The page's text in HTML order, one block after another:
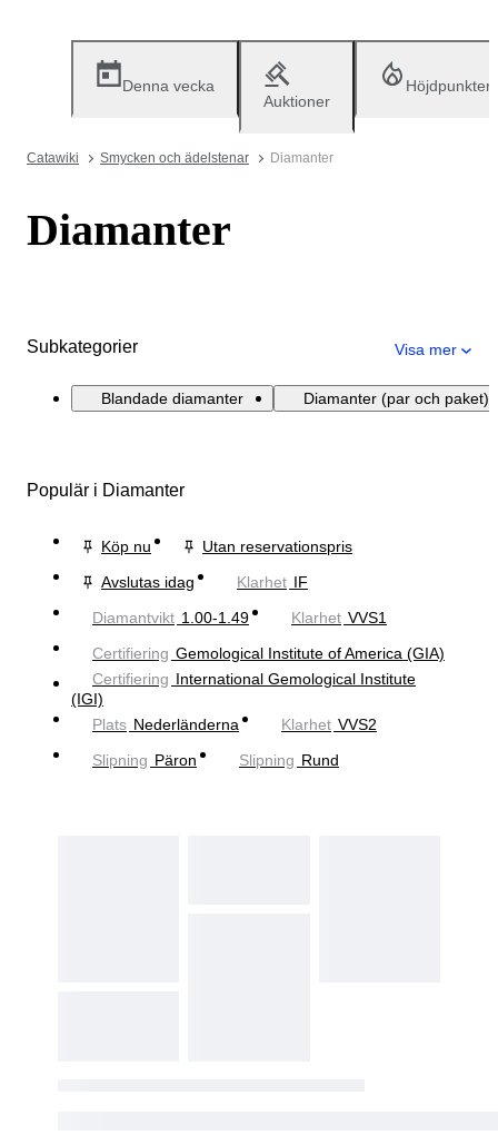
Denna vecka
Auktioner
Höjdpunkter
Catawiki Smycken och ädelstenar Diamanter
Diamanter
Subkategorier Visa mer
Blandade diamanter Diamanter (par och paket)
Populär i Diamanter
Köp nu
Utan reservationspris
Avslutas idag
Klarhet IF
Diamantvikt 1.00-1.49 Klarhet VVS1
Certifiering Gemological Institute of America (GIA)
Certifiering International Gemological Institute
(IGI)
Plats Nederländerna Klarhet VVS2
Slipning Päron Slipning Rund